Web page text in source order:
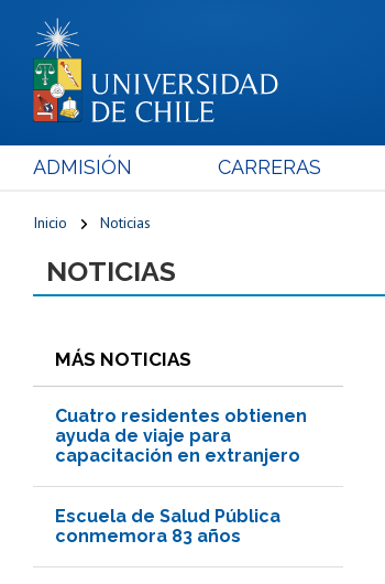
ADMISIÓN CARRERAS
Inicio Noticias
NOTICIAS
MÁS NOTICIAS
Cuatro residentes obtienen
ayuda de viaje para
capacitación en extranjero
Escuela de Salud Pública
conmemora 83 años